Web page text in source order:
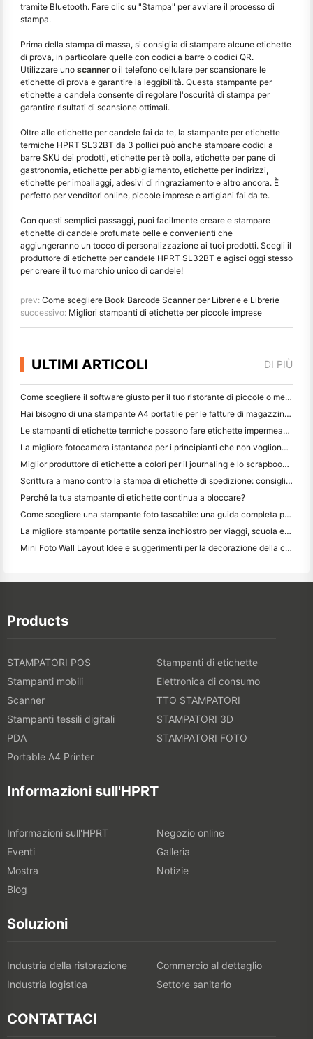
tramite Bluetooth. Fare clic su "Stampa" per avviare il processo di
stampa.
Prima della stampa di massa, si consiglia di stampare alcune etichette
di prova, in particolare quelle con codici a barre o codici QR.
Utilizzare uno scanner o il telefono cellulare per scansionare le
etichette di prova e garantire la leggibilità. Questa stampante per
etichette a candela consente di regolare l'oscurità di stampa per
garantire risultati di scansione ottimali.
Oltre alle etichette per candele fai da te, la stampante per etichette
termiche HPRT SL32BT da 3 pollici può anche stampare codici a
barre SKU dei prodotti, etichette per tè bolla, etichette per pane di
gastronomia, etichette per abbigliamento, etichette per indirizzi,
etichette per imballaggi, adesivi di ringraziamento e altro ancora. È
perfetto per venditori online, piccole imprese e artigiani fai da te.
Con questi semplici passaggi, puoi facilmente creare e stampare
etichette di candele profumate belle e convenienti che
aggiungeranno un tocco di personalizzazione ai tuoi prodotti. Scegli il
produttore di etichette per candele HPRT SL32BT e agisci oggi stesso
per creare il tuo marchio unico di candele!
prev: Come scegliere Book Barcode Scanner per Librerie e Librerie
successivo: Migliori stampanti di etichette per piccole imprese
ULTIMI ARTICOLI DI PIÙ
Come scegliere il software giusto per il tuo ristorante di piccole o medie dimensioni
Hai bisogno di una stampante A4 portatile per le fatture di magazzino? Cosa funziona davvero
Le stampanti di etichette termiche possono fare etichette impermeabili per prodotti di piccole imprese?
La migliore fotocamera istantanea per i principianti che non vogliono sprecare carta
Miglior produttore di etichette a colori per il journaling e lo scrapbooking: aggiungere più colori ad ogni pagina
Scrittura a mano contro la stampa di etichette di spedizione: consigli per le piccole imprese nel 2026
Perché la tua stampante di etichette continua a bloccare?
Come scegliere una stampante foto tascabile: una guida completa per gli utenti di giornali, viaggi e iPhone
La migliore stampante portatile senza inchiostro per viaggi, scuola e lavoro mobile: Hanin MT620 Pro Recensione
Mini Foto Wall Layout Idee e suggerimenti per la decorazione della camera da letto e del dormitorio
Products
STAMPATORI POS
Stampanti di etichette
Stampanti mobili
Elettronica di consumo
Scanner
TTO STAMPATORI
Stampanti tessili digitali
STAMPATORI 3D
PDA
STAMPATORI FOTO
Portable A4 Printer
Informazioni sull'HPRT
Informazioni sull'HPRT
Negozio online
Eventi
Galleria
Mostra
Notizie
Blog
Soluzioni
Industria della ristorazione
Commercio al dettaglio
Industria logistica
Settore sanitario
CONTATTACI